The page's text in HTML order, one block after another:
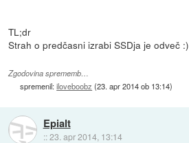
TL;dr
Strah o predčasni izrabi SSDja je odveč :)
Zgodovina sprememb…
spremenil:iloveboobz (23. apr 2014 ob 13:14)
Epialt
::23. apr 2014, 13:14